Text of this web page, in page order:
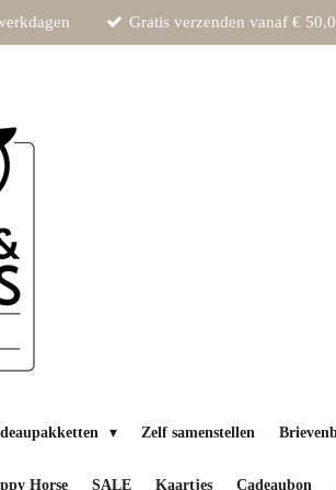
Gratis verzenden vanaf €
Zelf samenstellen
Horse SALE Kaartjes Cadeaubon